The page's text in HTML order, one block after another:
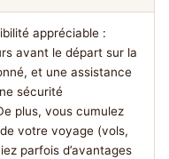
appréciable :
avant le départ sur la
et une assistance
sécurité
plus, vous cumulez
votre voyage (vols,
parfois d’avantages